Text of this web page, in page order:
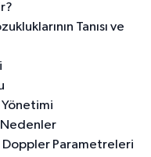
Tanısı ve
Nedenler
Doppler Parametreleri